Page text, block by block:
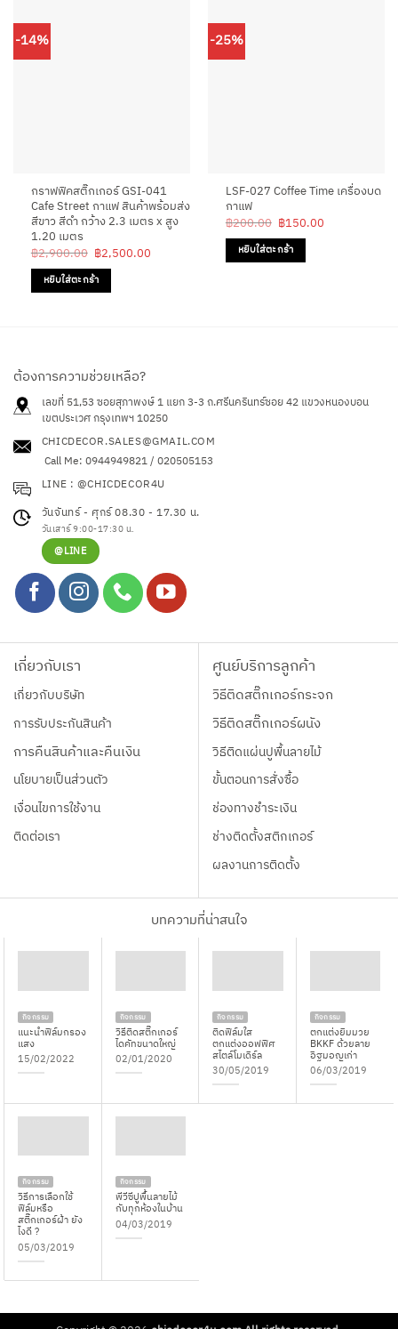
-14%
กราฟฟิคสติ๊กเกอร์ GSI-041
Cafe Street กาแฟ สินค้าพร้อมส่ง
สีขาว สีดำ กว้าง 2.3 เมตร x สูง
1.20 เมตร
฿2,900.00 Original
price
was:
฿2,900.00.
฿2,500.00Current
หยิบใส่ตะกร้า
-25%
LSF-027 Coffee Time เครื่องบด
กาแฟ
฿200.00 Original
price
was:
฿200.00.
฿150.00Current
หยิบใส่ตะกร้า
ต้องการความช่วยเหลือ?
เลขที่ 51,53 ซอยสุภาพงษ์ 1 แยก 3-3 ถ.ศรีนครินทร์ซอย 42แขวงหนองบอน
เขตประเวศ กรุงเทพฯ 10250
CHICDECOR.SALES@GMAIL.COM
Call Me: 0944949821 / 020505153
LINE : @CHICDECOR4U
วันจันทร์ - ศุกร์ 08.30 - 17.30 น.
วันเสาร์ 9:00-17:30 น.
@LINE
เกี่ยวกับเรา
เกี่ยวกับบริษัท
การรับประกันสินค้า
การคืนสินค้าและคืนเงิน
นโยบายเป็นส่วนตัว
เงื่อนไขการใช้งาน
ติดต่อเรา
ศูนย์บริการลูกค้า
วิธีติดสติ๊กเกอร์กระจก
วิธีติดสติ๊กเกอร์ผนัง
วิธีติดแผ่นปูพื้นลายไม้
ขั้นตอนการสั่งซื้อ
ช่องทางชำระเงิน
ช่างติดตั้งสติกเกอร์
ผลงานการติดตั้ง
บทความที่น่าสนใจ
กิจกรรม
แนะนำฟิล์มกรอง
แสง
15/02/2022
กิจกรรม
วิธีติดสติ๊กเกอร์
ไดคัทขนาดใหญ่
02/01/2020
กิจกรรม
ติดฟิล์มใส
ตกแต่งออฟฟิศ
สไตล์โมเดิร์ล
30/05/2019
กิจกรรม
ตกแต่งยิมมวย
BKKF ด้วยลาย
อิฐมอญเก่า
06/03/2019
กิจกรรม
วิธีการเลือกใช้
ฟิล์มหรือ
สติ๊กเกอร์ฝ้า ยัง
ไงดี ?
05/03/2019
กิจกรรม
พีวีซีปูพื้นลายไม้
กับทุกห้องในบ้าน
04/03/2019